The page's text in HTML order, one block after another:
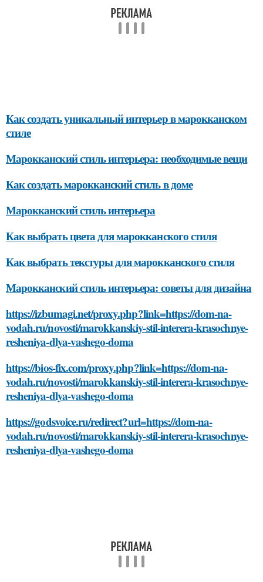
Как создать уникальный интерьер в марокканском
стиле
Марокканский стиль интерьера: необходимые вещи
Как создать марокканский стиль в доме
Марокканский стиль интерьера
Как выбрать цвета для марокканского стиля
Как выбрать текстуры для марокканского стиля
Марокканский стиль интерьера: советы для дизайна
https://izbumagi.net/proxy.php?link=https://dom-na-
vodah.ru/novosti/marokkanskiy-stil-interera-krasochnye-
resheniya-dlya-vashego-doma
https://bios-fix.com/proxy.php?link=https://dom-na-
vodah.ru/novosti/marokkanskiy-stil-interera-krasochnye-
resheniya-dlya-vashego-doma
https://godsvoice.ru/redirect?url=https://dom-na-
vodah.ru/novosti/marokkanskiy-stil-interera-krasochnye-
resheniya-dlya-vashego-doma